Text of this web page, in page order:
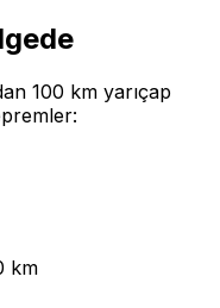
100 km yarıçap
km